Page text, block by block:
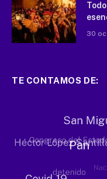
30
TE CONTAMOS DE: